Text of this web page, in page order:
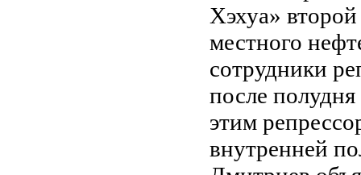
Хэхуа»
местного
сотрудники
после полудня
этим
внутренней